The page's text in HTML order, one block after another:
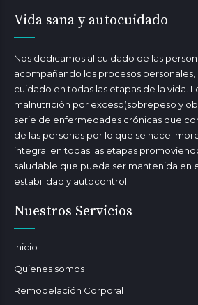
Vida sana y autocuidado
Nos dedicamos al cuidado de las
acompañando los procesos
cuidado en todas las etapas de la vida.
malnutrición por exceso(sobrepeso y
serie de enfermedades crónicas que
de las personas por lo que se hace
integral en todas las etapas
saludable que pueda ser mantenida en
estabilidad y autocontrol.
Nuestros Servicios
Inicio
Quienes somos
Remodelación Corporal